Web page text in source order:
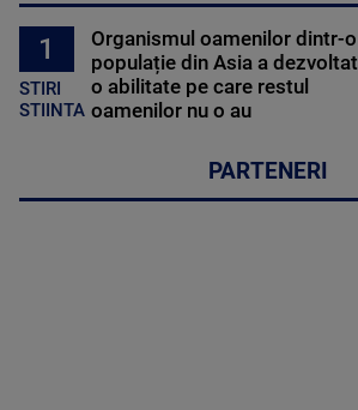
1
STIRI
STIINTA
Organismul oamenilor dintr-o
populație din Asia a dezvoltat
o abilitate pe care restul
oamenilor nu o au
PARTENERI